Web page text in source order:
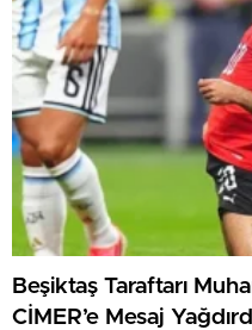
Beşiktaş Taraftarı
CİMER’e Mesaj